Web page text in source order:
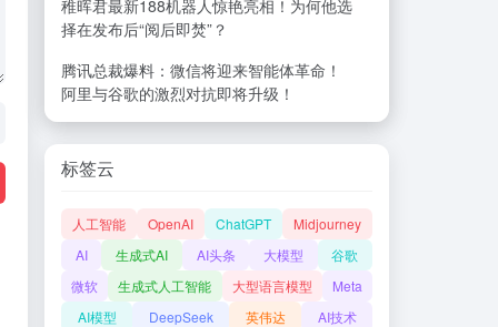
稚晖君最新188机器人惊艳亮相！为何他选
择在发布后“阅后即焚”？
腾讯总裁爆料：微信将迎来智能体革命！
阿里与谷歌的激烈对抗即将升级！
标签云
人工智能 OpenAI ChatGPT
Midjourney
AI
生成式AI AI头条 大模型
谷歌
微软
生成式人工智能 大型语言模型
Meta
AI模型
DeepSeek 英伟达
AI技术